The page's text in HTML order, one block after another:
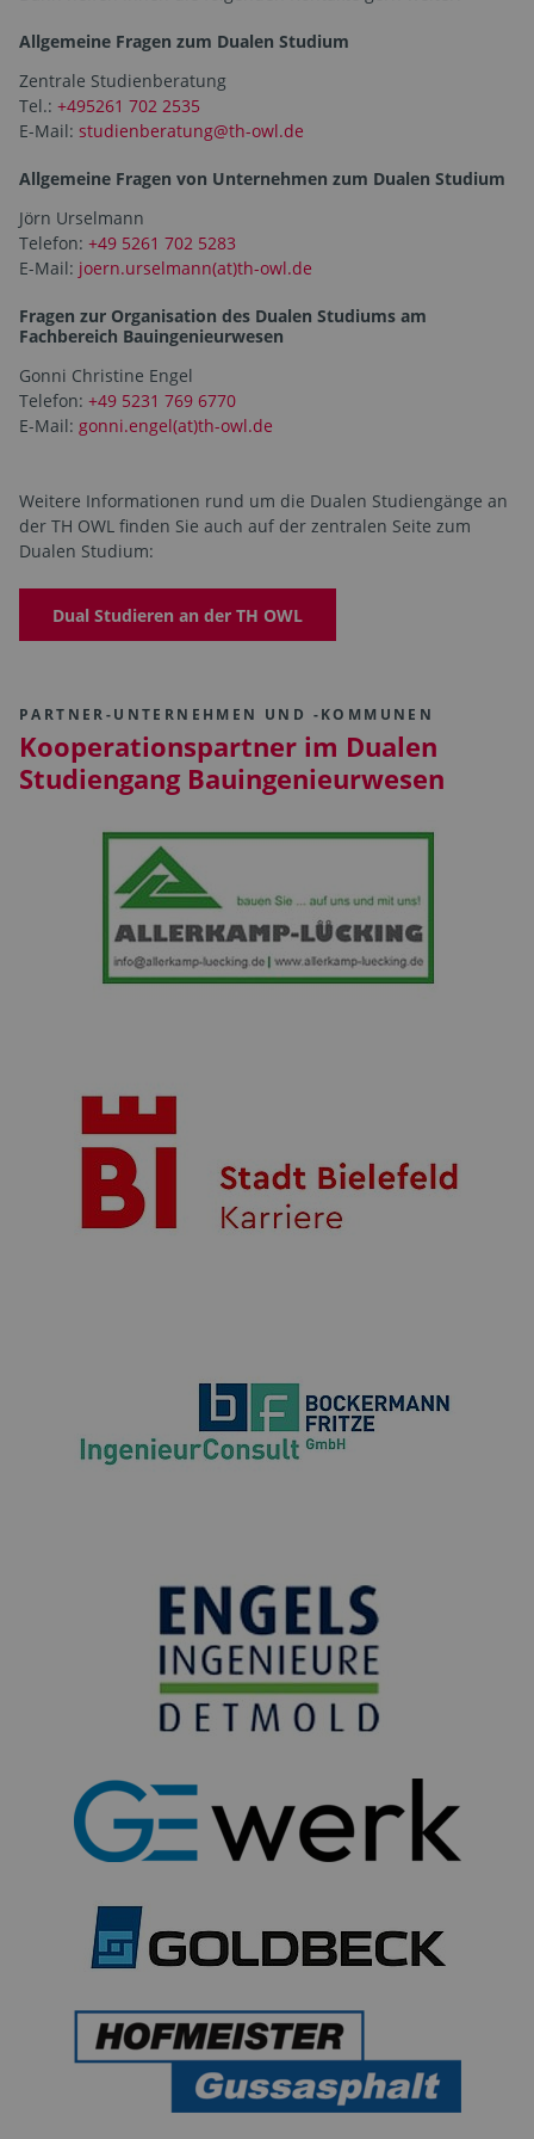
Allgemeine Fragen zum Dualen Studium
Zentrale Studienberatung
Tel.: +495261 702 2535
E-Mail: studienberatung@th-owl.de
Allgemeine Fragen von Unternehmen zum Dualen Studium
Jörn Urselmann
Telefon: +49 5261 702 5283
E-Mail: joern.urselmann(at)th-owl.de
Fragen zur Organisation des Dualen Studiums am
Fachbereich Bauingenieurwesen
Gonni Christine Engel
Telefon: +49 5231 769 6770
E-Mail: gonni.engel(at)th-owl.de
Weitere Informationen rund um die Dualen Studiengänge an
der TH OWL finden Sie auch auf der zentralen Seite zum
Dualen Studium:
Dual Studieren an der TH OWL
PARTNER-UNTERNEHMEN UND -KOMMUNEN
Kooperationspartner im Dualen
Studiengang Bauingenieurwesen